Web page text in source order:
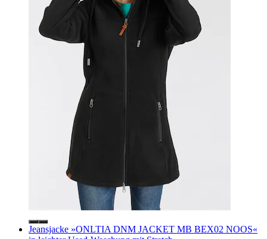
Jeansjacke »ONLTIA DNM JACKET MB BEX02 NOOS«